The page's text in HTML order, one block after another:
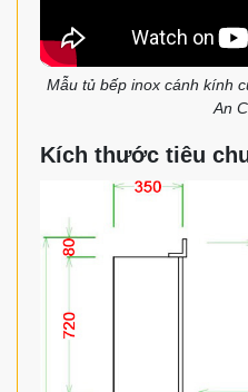
Mẫu tủ bếp inox cánh kính
An
Kích thước tiêu